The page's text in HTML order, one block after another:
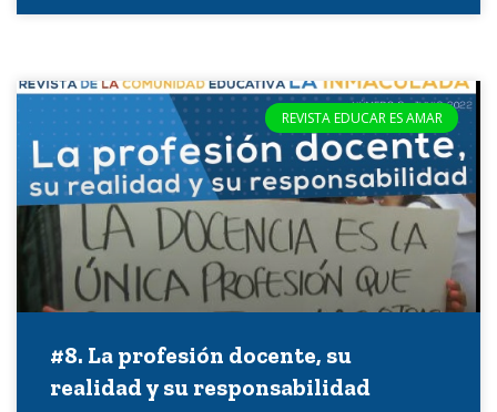
REVISTA EDUCAR ES AMAR
#8. La profesión docente, su
realidad y su responsabilidad